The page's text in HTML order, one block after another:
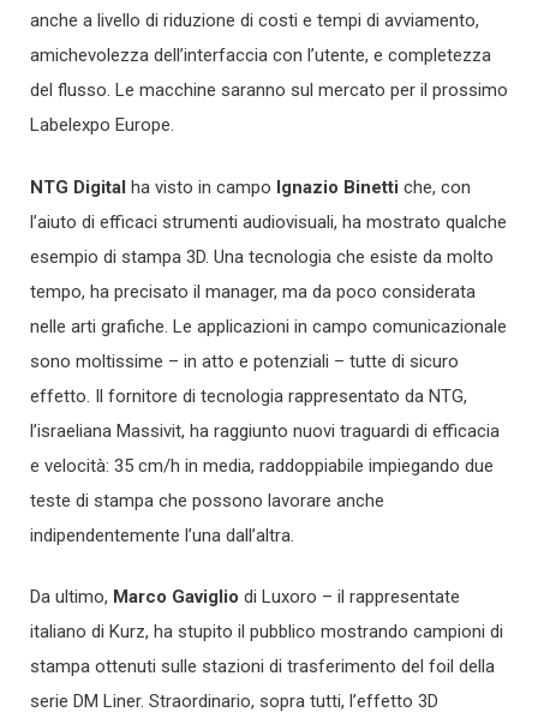
anche a livello di riduzione di costi e tempi di avviamento,
amichevolezza dell’interfaccia con l’utente, e completezza
del flusso. Le macchine saranno sul mercato per il prossimo
Labelexpo Europe.
NTG Digital ha visto in campo Ignazio Binetti che, con
l’aiuto di efficaci strumenti audiovisuali, ha mostrato qualche
esempio di stampa 3D. Una tecnologia che esiste da molto
tempo, ha precisato il manager, ma da poco considerata
nelle arti grafiche. Le applicazioni in campo comunicazionale
sono moltissime – in atto e potenziali – tutte di sicuro
effetto. Il fornitore di tecnologia rappresentato da NTG,
l’israeliana Massivit, ha raggiunto nuovi traguardi di efficacia
e velocità: 35 cm/h in media, raddoppiabile impiegando due
teste di stampa che possono lavorare anche
indipendentemente l’una dall’altra.
Da ultimo, Marco Gaviglio di Luxoro – il rappresentate
italiano di Kurz, ha stupito il pubblico mostrando campioni di
stampa ottenuti sulle stazioni di trasferimento del foil della
serie DM Liner. Straordinario, sopra tutti, l’effetto 3D